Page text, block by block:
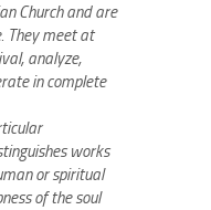
Church and are
They meet at
analyze,
in complete
works
or spiritual
of the soul